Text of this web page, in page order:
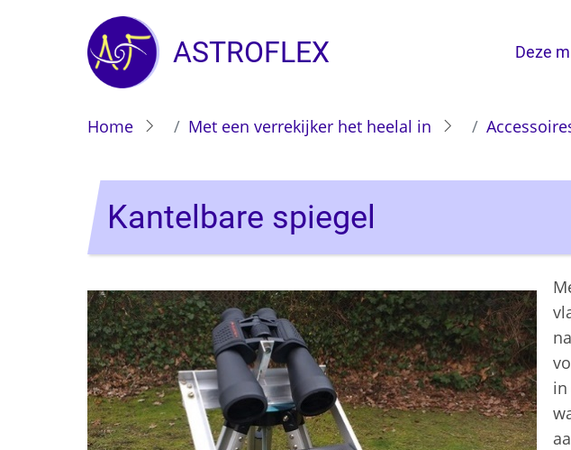
Overslaan en naar de inhoud gaan
ASTROFLEX Deze
Home Met een verrekijker het heelal in
Kantelbare spiegel